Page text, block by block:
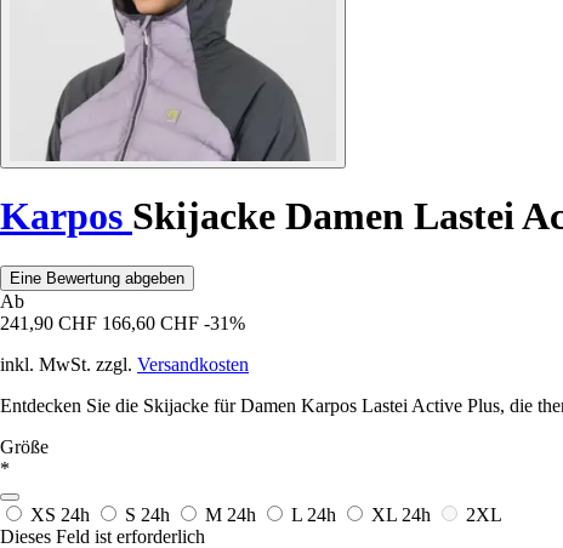
Karpos Skijacke Damen Lastei
Eine Bewertung abgeben
Ab
241,90 CHF 166,60 CHF -31%
inkl. MwSt. zzgl. Versandkosten
Entdecken Sie die Skijacke für Damen Karpos Lastei Active Plus, die
Größe
*
XS 24h S 24h M 24h L 24h XL 24h
2XL
Dieses Feld ist erforderlich